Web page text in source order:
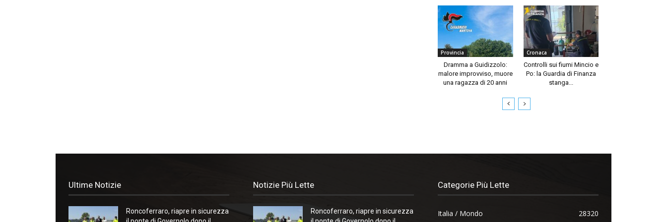
Provincia
Dramma a Guidizzolo:
malore improvviso, muore
una ragazza di 20 anni
Cronaca
Controlli sui fiumi Mincio e
Po: la Guardia di Finanza
stanga...
Ultime Notizie
Roncoferraro, riapre in sicurezza
Notizie Più Lette
Roncoferraro, riapre in sicurezza
Categorie Più Lette
Italia / Mondo 28320